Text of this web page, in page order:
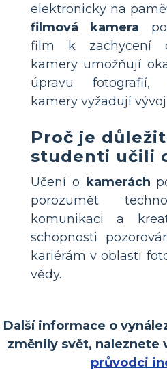
elektronicky na
filmová kamera
film k zachycení
kamery umožňují
úpravu fotografií,
kamery vyžadují
Proč je
studenti učili
Učení o kamerách
porozumět
komunikaci a
schopnosti
kariérám v oblasti
vědy.
Další informace o
změnily svět, naleznete
průvodci